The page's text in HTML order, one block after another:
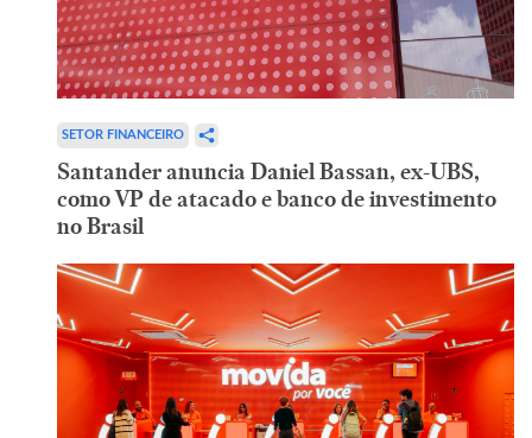
SETOR FINANCEIRO
Santander anuncia Daniel Bassan, ex-UBS,
como VP de atacado e banco de investimento
no Brasil